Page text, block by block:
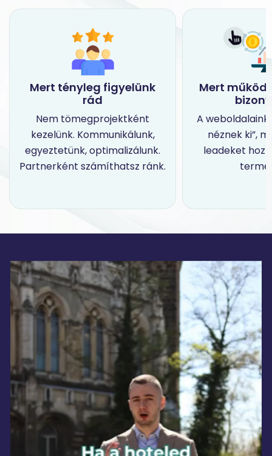
Mert tényleg figyelünk
rád
Nem tömegprojektként
kezelünk. Kommunikálunk,
egyeztetünk, optimalizálunk.
Partnerként számíthatsz ránk.
Mert
A weboldalaink
néznek ki”,
leadeket